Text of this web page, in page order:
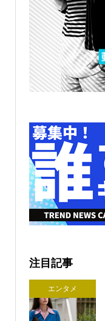
注目記事
エンタメ